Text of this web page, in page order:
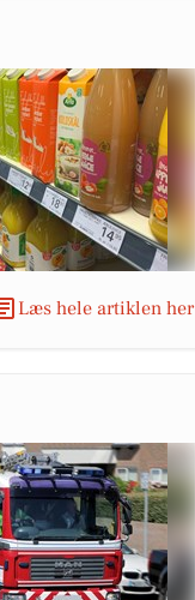
Læs hele artiklen her